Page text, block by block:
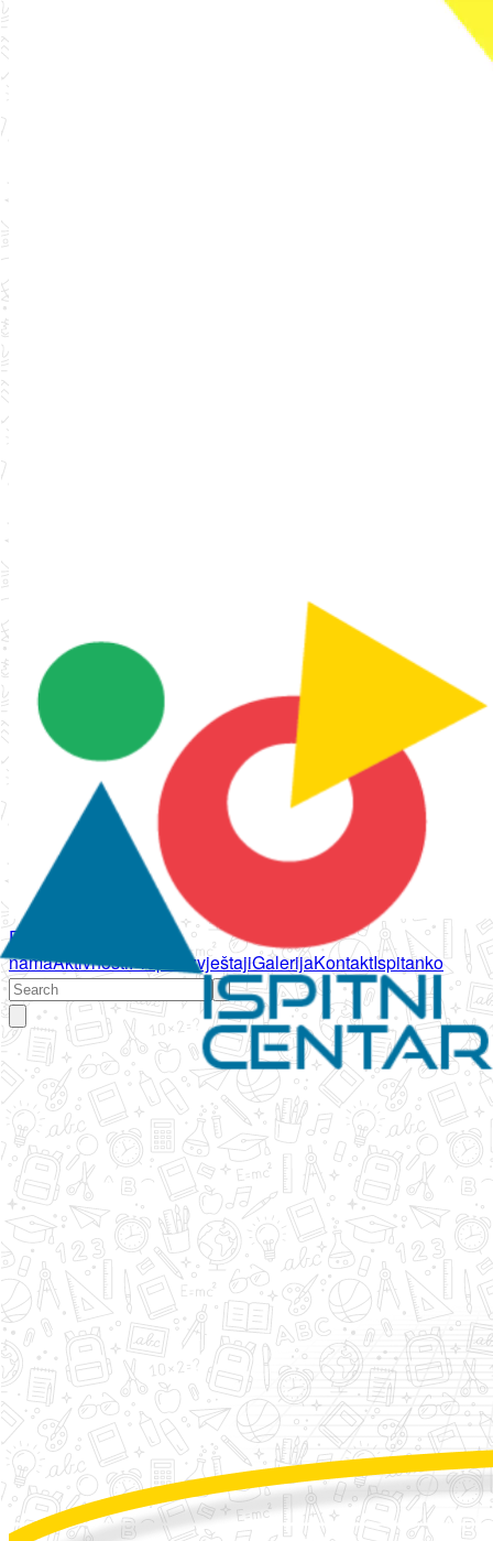
Početna
namaAktivnostiPropisi IzvještajiGalerijaKontaktIspitanko